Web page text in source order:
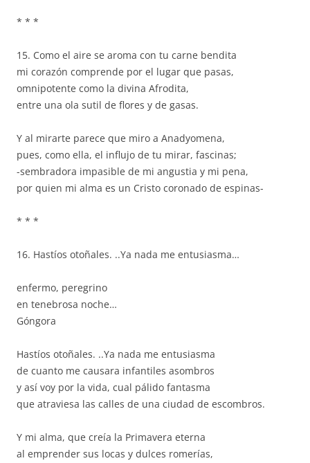
* * *
15. Como el aire se aroma con tu carne bendita
mi corazón comprende por el lugar que pasas,
omnipotente como la divina Afrodita,
entre una ola sutil de flores y de gasas.
Y al mirarte parece que miro a Anadyomena,
pues, como ella, el influjo de tu mirar, fascinas;
-sembradora impasible de mi angustia y mi pena,
por quien mi alma es un Cristo coronado de espinas-
* * *
16. Hastíos otoñales. ..Ya nada me entusiasma…
enfermo, peregrino
en tenebrosa noche…
Góngora
Hastíos otoñales. ..Ya nada me entusiasma
de cuanto me causara infantiles asombros
y así voy por la vida, cual pálido fantasma
que atraviesa las calles de una ciudad de escombros.
Y mi alma, que creía la Primavera eterna
al emprender sus locas y dulces romerías,